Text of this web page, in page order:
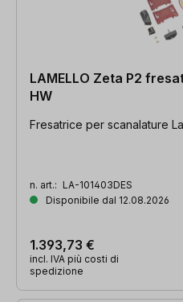
LAMELLO Zeta P2
HW
Fresatrice per scanalature
n. art.: LA-101403DES
Disponibile dal 12.08.2026
1.393,73 €
incl. IVA più costi di
spedizione